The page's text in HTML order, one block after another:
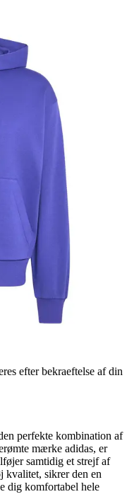
efter bekraeftelse af din
perfekte kombination af
mærke adidas, er
samtidig et strejf af
kvalitet, sikrer den en
dig komfortabel hele